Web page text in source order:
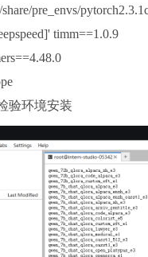
pre_envs/
timm==1.0.9
验环境安装